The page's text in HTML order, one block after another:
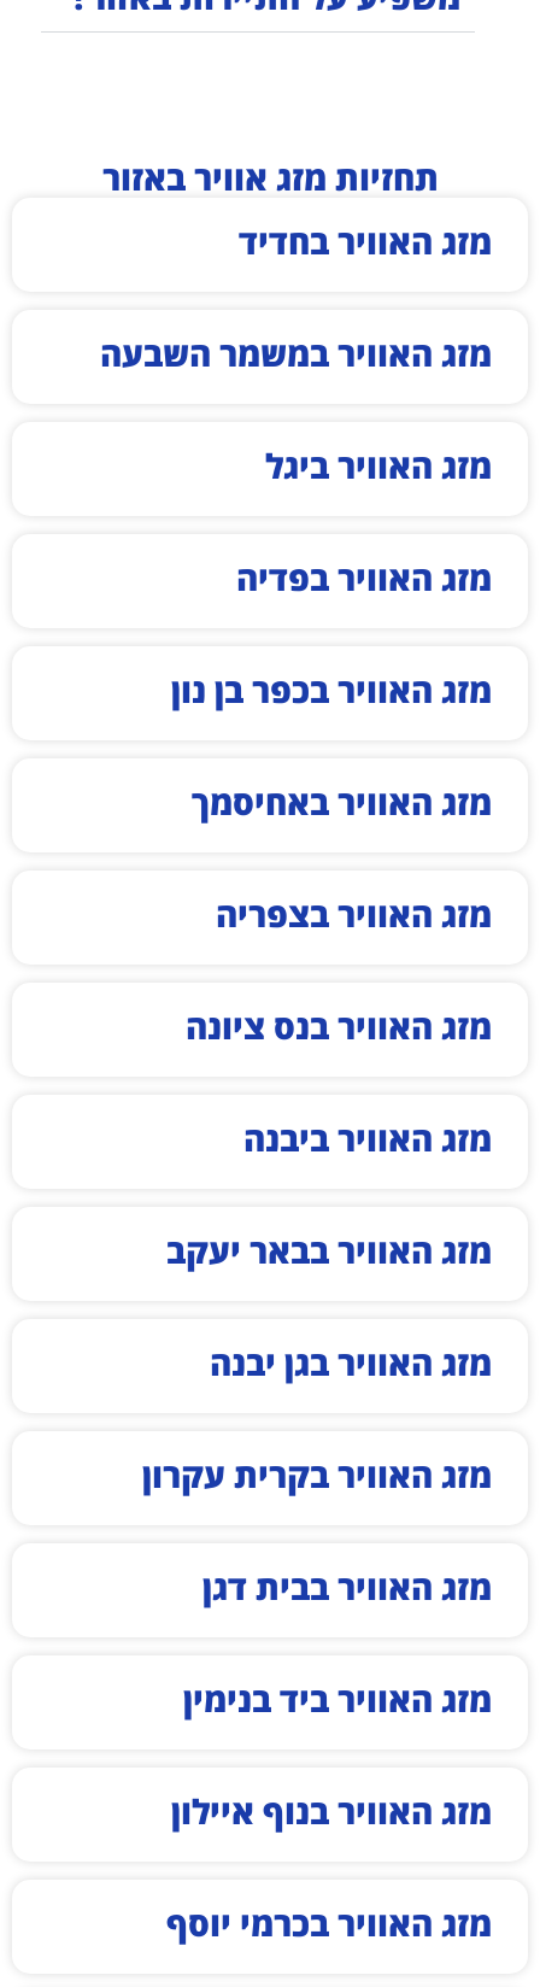
תחזיות מזג אוויר באזור
מזג האוויר בחדיד
מזג האוויר במשמר השבעה
מזג האוויר ביגל
מזג האוויר בפדיה
מזג האוויר בכפר בן נון
מזג האוויר באחיסמך
מזג האוויר בצפריה
מזג האוויר בנס ציונה
מזג האוויר ביבנה
מזג האוויר בבאר יעקב
מזג האוויר בגן יבנה
מזג האוויר בקרית עקרון
מזג האוויר בבית דגן
מזג האוויר ביד בנימין
מזג האוויר בנוף איילון
מזג האוויר בכרמי יוסף